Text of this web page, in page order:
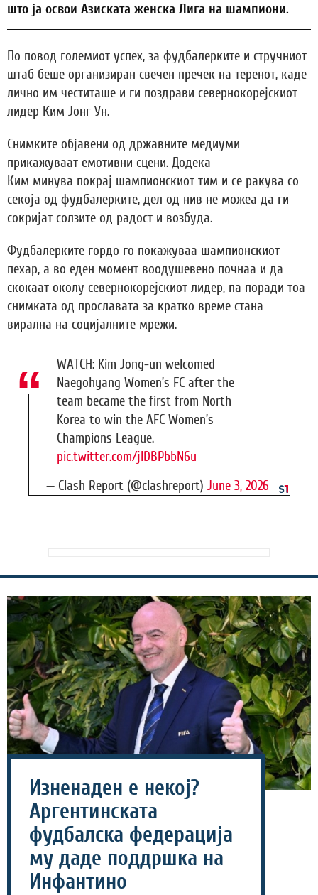
што ја освои Азиската женска Лига на шампиони.
По повод големиот успех, за фудбалерките и стручниот
штаб беше организиран свечен пречек на теренот, каде
лично им честиташе и ги поздрави севернокорејскиот
лидер Ким Јонг Ун.
Снимките објавени од државните медиуми
прикажуваат емотивни сцени. Додека
Ким минува покрај шампионскиот тим и се ракува со
секоја од фудбалерките, дел од нив не можеа да ги
сокријат солзите од радост и возбуда.
Фудбалерките гордо го покажуваа шампионскиот
пехар, а во еден момент воодушевено почнаа и да
скокаат околу севернокорејскиот лидер, па поради тоа
снимката од прославата за кратко време стана
вирална на социјалните мрежи.
WATCH: Kim Jong-un welcomed
Naegohyang Women’s FC after the
team became the first from North
Korea to win the AFC Women’s
Champions League.
pic.twitter.com/jlDBPbbN6u
— Clash Report (@clashreport) June 3, 2026
Изненаден е некој?
Аргентинската
фудбалска федерација
му даде поддршка на
Инфантино